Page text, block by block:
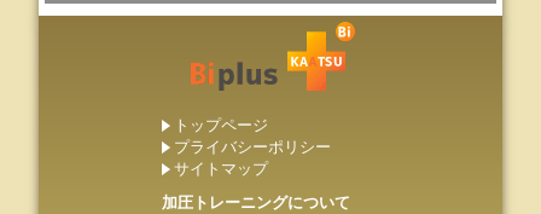
トップページ
プライバシーポリシー
サイトマップ
加圧トレーニングについて